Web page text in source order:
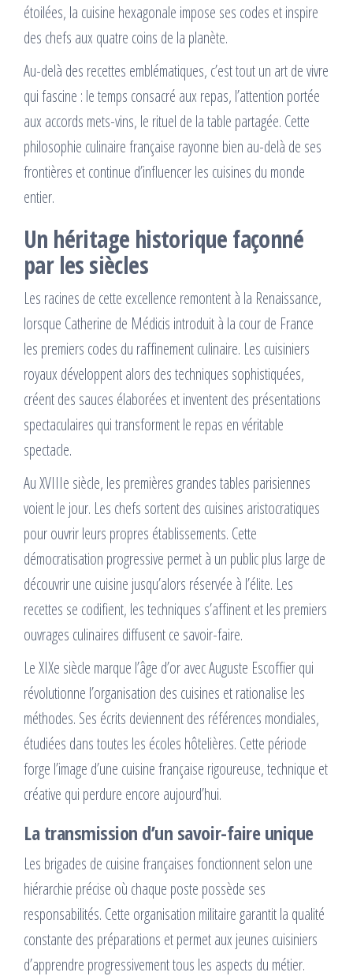
étoilées, la cuisine hexagonale impose ses codes et inspire
des chefs aux quatre coins de la planète.
Au-delà des recettes emblématiques, c’est tout un art de vivre
qui fascine : le temps consacré aux repas, l’attention portée
aux accords mets-vins, le rituel de la table partagée. Cette
philosophie culinaire française rayonne bien au-delà de ses
frontières et continue d’influencer les cuisines du monde
entier.
Un héritage historique façonné
par les siècles
Les racines de cette excellence remontent à la Renaissance,
lorsque Catherine de Médicis introduit à la cour de France
les premiers codes du raffinement culinaire. Les cuisiniers
royaux développent alors des techniques sophistiquées,
créent des sauces élaborées et inventent des présentations
spectaculaires qui transforment le repas en véritable
spectacle.
Au XVIIIe siècle, les premières grandes tables parisiennes
voient le jour. Les chefs sortent des cuisines aristocratiques
pour ouvrir leurs propres établissements. Cette
démocratisation progressive permet à un public plus large de
découvrir une cuisine jusqu’alors réservée à l’élite. Les
recettes se codifient, les techniques s’affinent et les premiers
ouvrages culinaires diffusent ce savoir-faire.
Le XIXe siècle marque l’âge d’or avec Auguste Escoffier qui
révolutionne l’organisation des cuisines et rationalise les
méthodes. Ses écrits deviennent des références mondiales,
étudiées dans toutes les écoles hôtelières. Cette période
forge l’image d’une cuisine française rigoureuse, technique et
créative qui perdure encore aujourd’hui.
La transmission d’un savoir-faire unique
Les brigades de cuisine françaises fonctionnent selon une
hiérarchie précise où chaque poste possède ses
responsabilités. Cette organisation militaire garantit la qualité
constante des préparations et permet aux jeunes cuisiniers
d’apprendre progressivement tous les aspects du métier.